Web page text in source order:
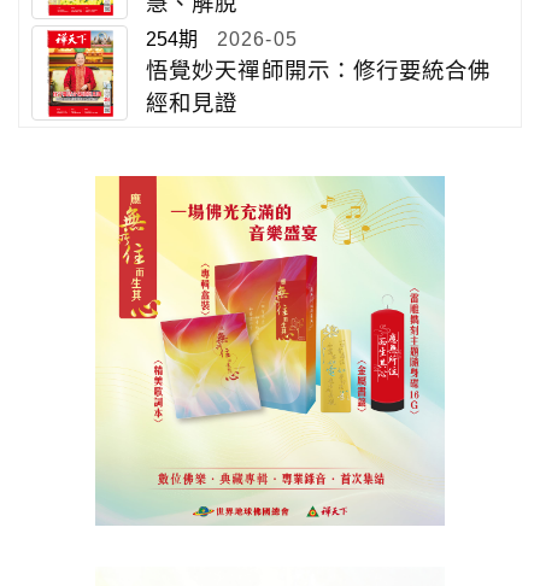
254期 2026-05
悟覺妙天禪師開示：修行要統合佛
經和見證